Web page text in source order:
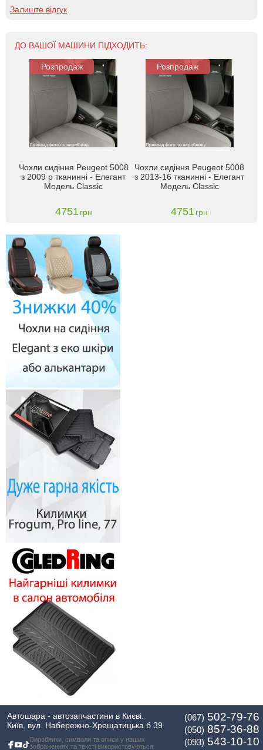
Залиште відгук
ДО ВАШОЇ МАШИНИ ПІДХОДИТЬ:
Розпродаж
Чохли сидіння Peugeot 5008
з 2009 р тканинні - Елегант
Модель Classic
4751 грн
Розпродаж
Чохли сидіння Peugeot 5008
з 2013-16 тканинні - Елегант
Модель Classic
4751 грн
Автошара - автозапчастини в Києві.
Київ, вул. Набережно-Хрещатицька б 39
Виробники, символи та описи у наших
зображеннях та тексті використовуються
(067) 502-79-76
(050) 857-36-88
(093) 543-10-10